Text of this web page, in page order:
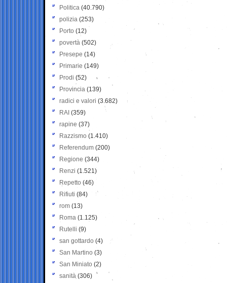
Politica (40.790)
polizia (253)
Porto (12)
povertà (502)
Presepe (14)
Primarie (149)
Prodi (52)
Provincia (139)
radici e valori (3.682)
RAI (359)
rapine (37)
Razzismo (1.410)
Referendum (200)
Regione (344)
Renzi (1.521)
Repetto (46)
Rifiuti (84)
rom (13)
Roma (1.125)
Rutelli (9)
san gottardo (4)
San Martino (3)
San Miniato (2)
sanità (306)